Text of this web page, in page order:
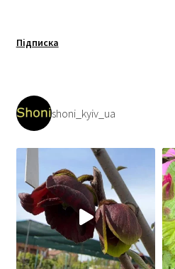
Підписка
shoni_kyiv_ua